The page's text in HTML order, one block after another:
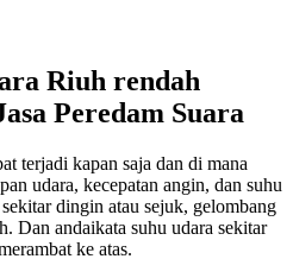
Riuh rendah
Peredam Suara
terjadi kapan saja dan di mana
udara, kecepatan angin, dan suhu
dingin atau sejuk, gelombang
Dan andaikata suhu udara sekitar
ke atas.